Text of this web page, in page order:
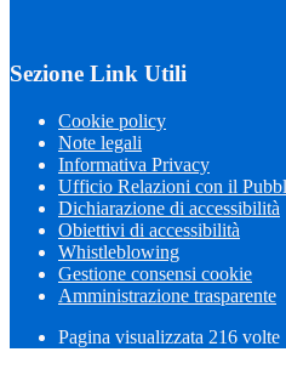
Sezione Link Utili
Cookie policy
Note legali
Informativa Privacy
Ufficio Relazioni con il
Dichiarazione di accessibilità
Obiettivi di accessibilità
Whistleblowing
Gestione consensi cookie
Amministrazione trasparente
Pagina visualizzata 216 volte